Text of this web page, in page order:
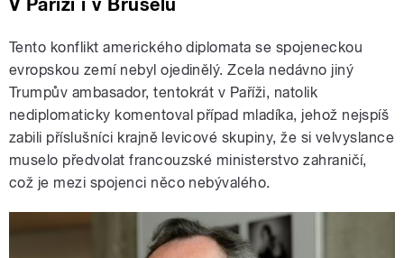
V Paříži i v Bruselu
Tento konflikt amerického diplomata se spojeneckou
evropskou zemí nebyl ojedinělý. Zcela nedávno jiný
Trumpův ambasador, tentokrát v Paříži, natolik
nediplomaticky komentoval případ mladíka, jehož nejspíš
zabili příslušníci krajně levicové skupiny, že si velvyslance
muselo předvolat francouzské ministerstvo zahraničí,
což je mezi spojenci něco nebývalého.